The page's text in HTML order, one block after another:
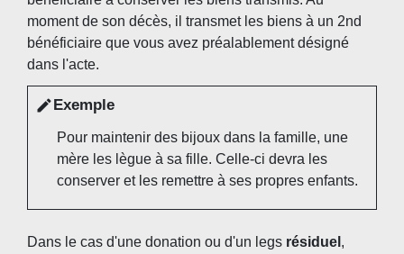
moment de son décès, il transmet les biens à un 2nd
bénéficiaire que vous avez préalablement désigné
dans l'acte.
editExemple
Pour maintenir des bijoux dans la famille, une
mère les lègue à sa fille. Celle-ci devra les
conserver et les remettre à ses propres enfants.
Dans le cas d'une donation ou d'un legs résiduel ,